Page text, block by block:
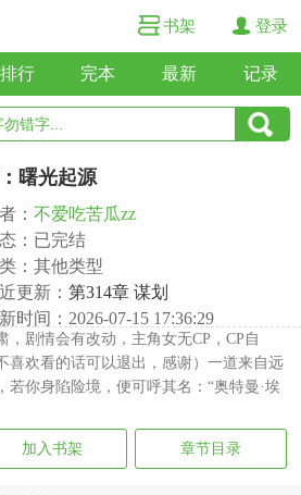
书架 登录
排行 完本 最新 记录
曙光起源
： 不爱吃苦瓜zz
：已完结
：其他类型
更新： 第314章 谋划
时间：2026-07-15 17:36:29
，剧情会有改动，主角女无CP，CP自
喜欢看的话可以退出，感谢）一道来自远
若你身陷险境，便可呼其名：“奥特曼·埃
加入书架 章节目录